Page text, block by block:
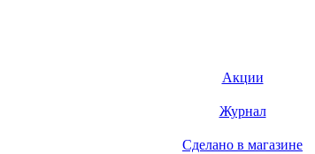
Акции
Журнал
Сделано в магазине